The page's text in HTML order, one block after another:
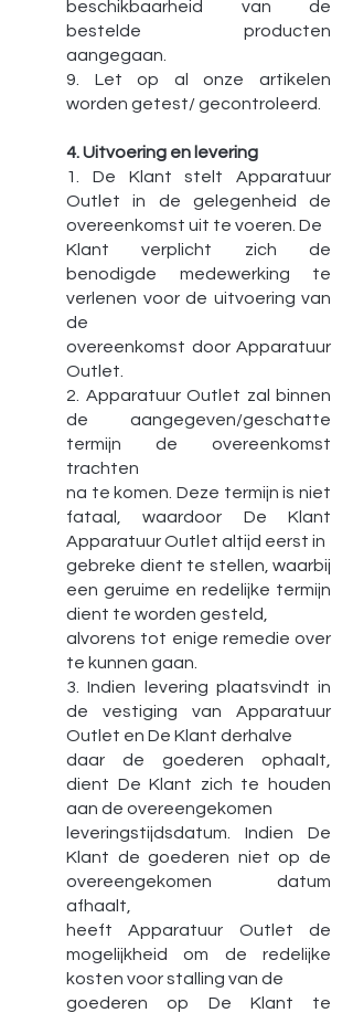
beschikbaarheid van de
bestelde producten
aangegaan.
9. Let op al onze artikelen
worden getest/ gecontroleerd.
4. Uitvoering en levering
1. De Klant stelt Apparatuur
Outlet in de gelegenheid de
overeenkomst uit te voeren. De
Klant verplicht zich de
benodigde medewerking te
verlenen voor de uitvoering van
de
overeenkomst door Apparatuur
Outlet.
2. Apparatuur Outlet zal binnen
de aangegeven/geschatte
termijn de overeenkomst
trachten
na te komen. Deze termijn is niet
fataal, waardoor De Klant
Apparatuur Outlet altijd eerst in
gebreke dient te stellen, waarbij
een geruime en redelijke termijn
dient te worden gesteld,
alvorens tot enige remedie over
te kunnen gaan.
3. Indien levering plaatsvindt in
de vestiging van Apparatuur
Outlet en De Klant derhalve
daar de goederen ophaalt,
dient De Klant zich te houden
aan de overeengekomen
leveringstijdsdatum. Indien De
Klant de goederen niet op de
overeengekomen datum
afhaalt,
heeft Apparatuur Outlet de
mogelijkheid om de redelijke
kosten voor stalling van de
goederen op De Klant te